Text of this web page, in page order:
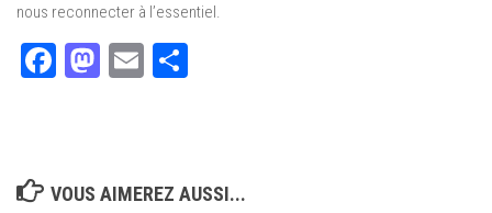
nous reconnecter à l’essentiel.
Facebook
Mastodon
Email
VOUS AIMEREZ AUSSI...